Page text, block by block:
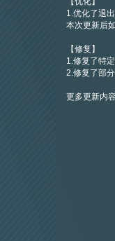
1.优化了退
本次更新后
【修复】
1.修复了特
2.修复了部
更多更新内